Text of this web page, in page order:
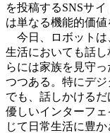
を投稿するSNSサイ
は単なる機能的価値
今日、ロボットは
生活においても話
らには家族を見守
つつある。特にデ
でも、話しかける
優しいインターフ
じて日常生活に豊